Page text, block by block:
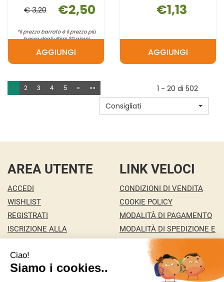
€ 3,20 €2,50
*il prezzo barrato è il prezzo più
basso degli ultimi 30 giorni
AGGIUNGIAGGIUNGI BAUCK
CECI
FALAFEL AL
CARRELLO
€1,13
AGGIUNGIAGGIUNGI
CACAO
IN
TAZZA AL
1 2 3 4 5 » »»
1 - 20 di 502
Consigliati
AREA UTENTE
ACCEDI
WISHLIST
REGISTRATI
ISCRIZIONE ALLA
CONTATTI
LINK VELOCI
CONDIZIONI DI VENDITA
COOKIE POLICY
MODALITÀ DI PAGAMENTO
MODALITÀ DI SPEDIZIONE E
INFORMATIVA PRIVACY